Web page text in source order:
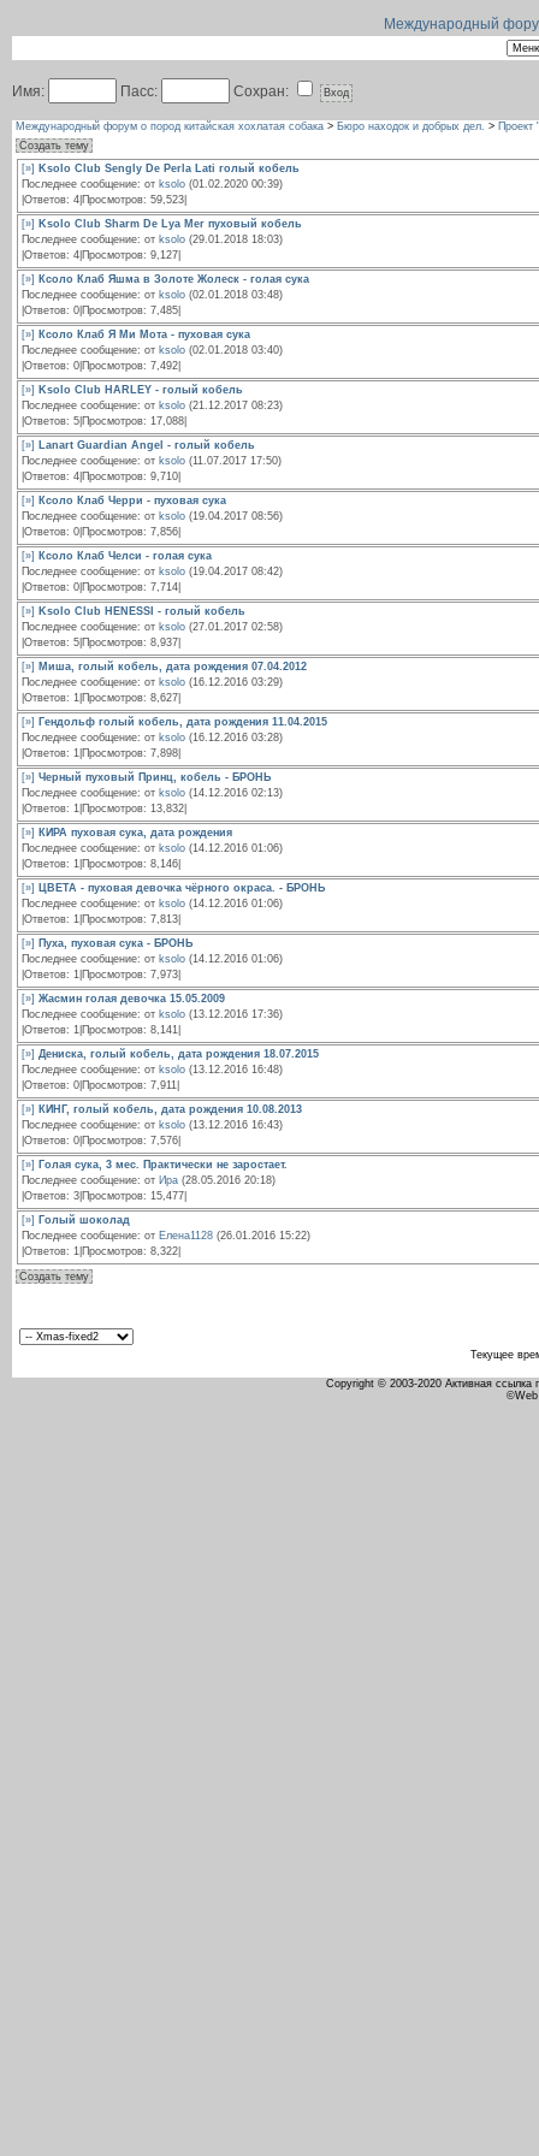
Международный
Имя: Пасс: Сохран:
Международный форум о пород китайская хохлатая собака > Бюро находок и добрых дел. > Проект
Создать тему
[»]
Ksolo Club Sengly De Perla Lati голый кобель
Последнее сообщение: от ksolo (01.02.2020 00:39)
|Ответов: 4|Просмотров: 59,523|
[»]
Ksolo Club Sharm De Lya Mer пуховый кобель
Последнее сообщение: от ksolo (29.01.2018 18:03)
|Ответов: 4|Просмотров: 9,127|
[»]
Ксоло Клаб Яшма в Золоте Жолеск - голая сука
Последнее сообщение: от ksolo (02.01.2018 03:48)
|Ответов: 0|Просмотров: 7,485|
[»]
Ксоло Клаб Я Ми Мота - пуховая сука
Последнее сообщение: от ksolo (02.01.2018 03:40)
|Ответов: 0|Просмотров: 7,492|
[»]
Ksolo Club HARLEY - голый кобель
Последнее сообщение: от ksolo (21.12.2017 08:23)
|Ответов: 5|Просмотров: 17,088|
[»]
Lanart Guardian Angel - голый кобель
Последнее сообщение: от ksolo (11.07.2017 17:50)
|Ответов: 4|Просмотров: 9,710|
[»]
Ксоло Клаб Черри - пуховая сука
Последнее сообщение: от ksolo (19.04.2017 08:56)
|Ответов: 0|Просмотров: 7,856|
[»]
Ксоло Клаб Челси - голая сука
Последнее сообщение: от ksolo (19.04.2017 08:42)
|Ответов: 0|Просмотров: 7,714|
[»]
Ksolo Club HENESSI - голый кобель
Последнее сообщение: от ksolo (27.01.2017 02:58)
|Ответов: 5|Просмотров: 8,937|
[»] Миша, голый кобель, дата рождения 07.04.2012
Последнее сообщение: от ksolo (16.12.2016 03:29)
|Ответов: 1|Просмотров: 8,627|
[»]
Гендольф голый кобель, дата рождения 11.04.2015
Последнее сообщение: от ksolo (16.12.2016 03:28)
|Ответов: 1|Просмотров: 7,898|
[»] Черный пуховый Принц, кобель - БРОНЬ
Последнее сообщение: от ksolo (14.12.2016 02:13)
|Ответов: 1|Просмотров: 13,832|
[»]
КИРА пуховая сука, дата рождения
Последнее сообщение: от ksolo (14.12.2016 01:06)
|Ответов: 1|Просмотров: 8,146|
[»]
ЦВЕТА - пуховая девочка чёрного окраса. - БРОНЬ
Последнее сообщение: от ksolo (14.12.2016 01:06)
|Ответов: 1|Просмотров: 7,813|
[»]
Пуха, пуховая сука - БРОНЬ
Последнее сообщение: от ksolo (14.12.2016 01:06)
|Ответов: 1|Просмотров: 7,973|
[»] Жасмин голая девочка 15.05.2009
Последнее сообщение: от ksolo (13.12.2016 17:36)
|Ответов: 1|Просмотров: 8,141|
[»] Дениска, голый кобель, дата рождения 18.07.2015
Последнее сообщение: от ksolo (13.12.2016 16:48)
|Ответов: 0|Просмотров: 7,911|
[»]
КИНГ, голый кобель, дата рождения 10.08.2013
Последнее сообщение: от ksolo (13.12.2016 16:43)
|Ответов: 0|Просмотров: 7,576|
[»]
Голая сука, 3 мес. Практически не заростает.
Последнее сообщение: от Ира (28.05.2016 20:18)
|Ответов: 3|Просмотров: 15,477|
[»]
Голый шоколад
Последнее сообщение: от Елена1128 (26.01.2016 15:22)
|Ответов: 1|Просмотров: 8,322|
Создать тему
Текущее
Copyright © 2003-2020 Активная ссылка